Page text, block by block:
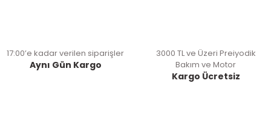
17:00’e kadar verilen siparişler
Aynı Gün Kargo
3000 TL ve Üzeri Preiyodik
Bakım ve Motor
Kargo Ücretsiz